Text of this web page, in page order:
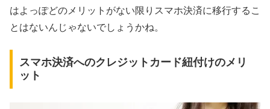
はよっぽどのメリットがない限りスマホ決済に移行するこ
とはないんじゃないでしょうかね。
スマホ決済へのクレジットカード紐付けのメリ
ット